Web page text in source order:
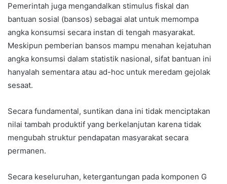
Pemerintah juga mengandalkan stimulus fiskal dan
bantuan sosial (bansos) sebagai alat untuk memompa
angka konsumsi secara instan di tengah masyarakat.
Meskipun pemberian bansos mampu menahan kejatuhan
angka konsumsi dalam statistik nasional, sifat bantuan ini
hanyalah sementara atau ad-hoc untuk meredam gejolak
sesaat.
Secara fundamental, suntikan dana ini tidak menciptakan
nilai tambah produktif yang berkelanjutan karena tidak
mengubah struktur pendapatan masyarakat secara
permanen.
Secara keseluruhan, ketergantungan pada komponen G